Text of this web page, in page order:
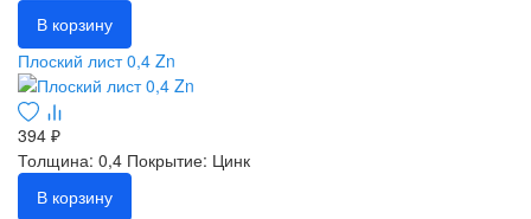
В корзину
Плоский лист 0,4 Zn
394 ₽
Толщина: 0,4 Покрытие: Цинк
В корзину